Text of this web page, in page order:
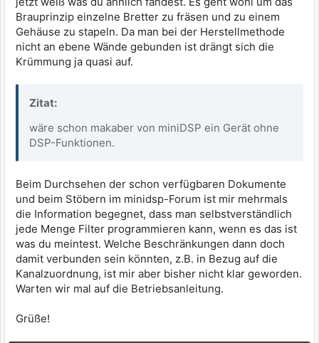
Brauprinzip einzelne Bretter zu fräsen und zu einem
Gehäuse zu stapeln. Da man bei der Herstellmethode
nicht an ebene Wände gebunden ist drängt sich die
Krümmung ja quasi auf.
Zitat:
wäre schon makaber von miniDSP ein Gerät ohne
DSP-Funktionen.
Beim Durchsehen der schon verfügbaren Dokumente
und beim Stöbern im minidsp-Forum ist mir mehrmals
die Information begegnet, dass man selbstverständlich
jede Menge Filter programmieren kann, wenn es das ist
was du meintest. Welche Beschränkungen dann doch
damit verbunden sein könnten, z.B. in Bezug auf die
Kanalzuordnung, ist mir aber bisher nicht klar geworden.
Warten wir mal auf die Betriebsanleitung.
Grüße!